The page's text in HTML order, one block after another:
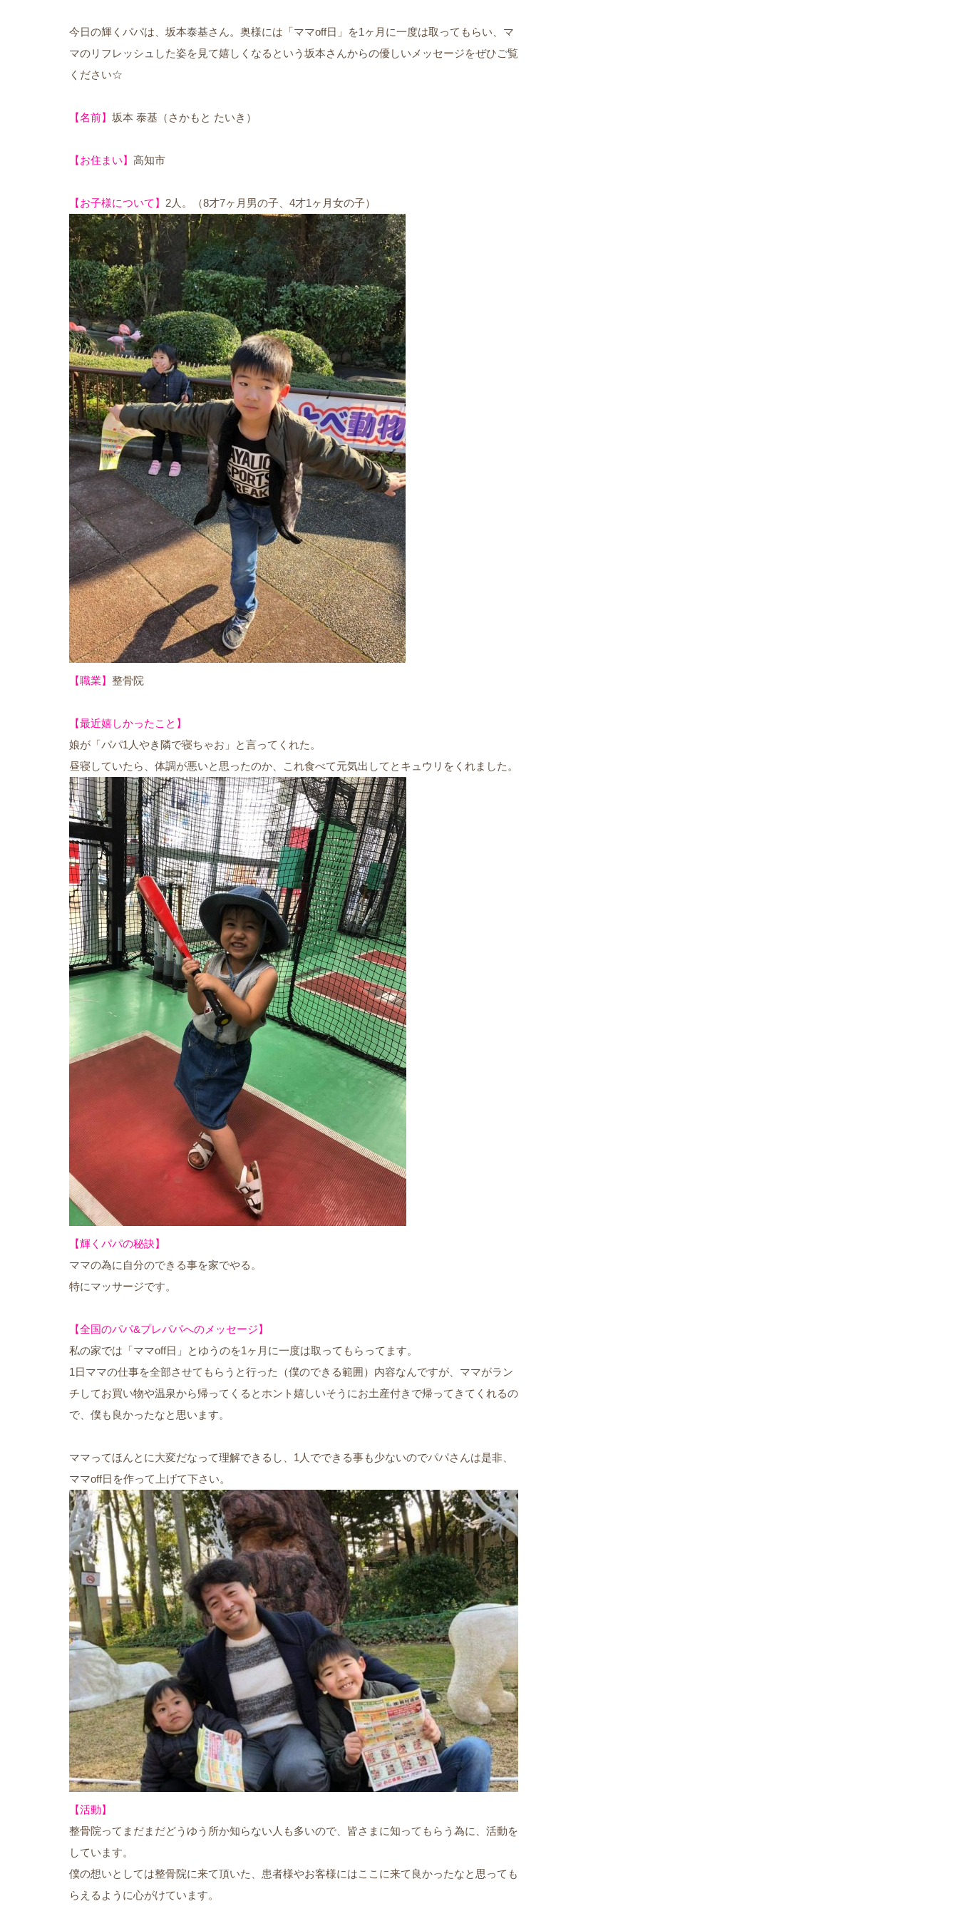
今日の輝くパパは、坂本泰基さん。奥様には「ママoff日」を1ヶ月に一度は取ってもらい、マ
マのリフレッシュした姿を見て嬉しくなるという坂本さんからの優しいメッセージをぜひご覧
ください☆
【名前】 坂本 泰基（さかもと たいき）
【お住まい】 高知市
【お子様について】 2人。（8才7ヶ月男の子、4才1ヶ月女の子）
【職業】 整骨院
【最近嬉しかったこと】
娘が「パパ1人やき隣で寝ちゃお」と言ってくれた。
昼寝していたら、体調が悪いと思ったのか、これ食べて元気出してとキュウリをくれました。
【輝くパパの秘訣】
ママの為に自分のできる事を家でやる。
特にマッサージです。
【全国のパパ&プレパパへのメッセージ】
私の家では「ママoff日」とゆうのを1ヶ月に一度は取ってもらってます。
1日ママの仕事を全部させてもらうと行った（僕のできる範囲）内容なんですが、ママがラン
チしてお買い物や温泉から帰ってくるとホント嬉しいそうにお土産付きで帰ってきてくれるの
で、僕も良かったなと思います。
ママってほんとに大変だなって理解できるし、1人でできる事も少ないのでパパさんは是非、
ママoff日を作って上げて下さい。
【活動】
整骨院ってまだまだどうゆう所か知らない人も多いので、皆さまに知ってもらう為に、活動を
しています。
僕の想いとしては整骨院に来て頂いた、患者様やお客様にはここに来て良かったなと思っても
らえるように心がけています。